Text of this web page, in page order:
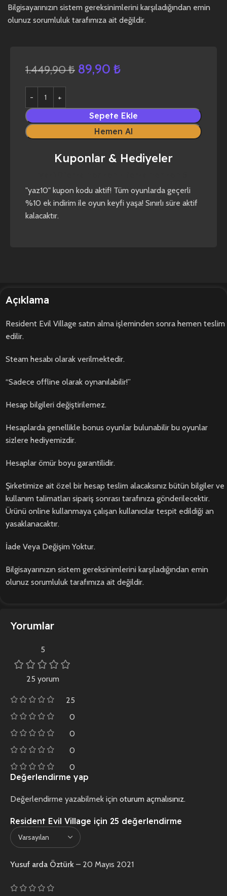
Bilgisayarınızın sistem gereksinimlerini karşıladığından emin
olunuz sorumluluk tarafımıza ait değildir.
1.449,90₺ 89,90 ₺
Sepete Ekle
Hemen Al
Kuponlar & Hediyeler
"yaz10" kupon kodu aktif! Tüm oyunlarda geçerli
%10 ek indirim ile oyun keyfi yaşa! Sınırlı süre aktif
kalacaktır.
Açıklama
Resident Evil Village satın alma işleminden sonra hemen teslim
edilir.
Steam hesabı olarak verilmektedir.
“Sadece offline olarak oynanılabilir!”
Hesap bilgileri değiştirilemez.
Hesaplarda genellikle bonus oyunlar bulunabilir bu oyunlar
sizlere hediyemizdir.
Hesaplar ömür boyu garantilidir.
Şirketimize ait özel bir hesap teslim alacaksınız bütün bilgiler ve
kullanım talimatları sipariş sonrası tarafınıza gönderilecektir.
Ürünü online kullanmaya çalışan kullanıcılar tespit edildiği an
yasaklanacaktır.
İade Veya Değişim Yoktur.
Bilgisayarınızın sistem gereksinimlerini karşıladığından emin
olunuz sorumluluk tarafımıza ait değildir.
Yorumlar
5
25 yorum
25
0
0
0
0
Resident Evil Village için 25 değerlendirme
Yusuf arda Öztürk – 20 Mayıs 2021
Değerlendirme yap
Değerlendirme yazabilmek için oturum açmalısınız.